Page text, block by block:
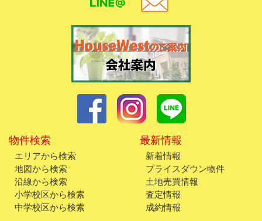
物件検索
エリアから検索
地図から検索
沿線から検索
小学校区から検索
中学校区から検索
最新情報
新着情報
プライスダウン物件
土地売買情報
査定情報
成約情報